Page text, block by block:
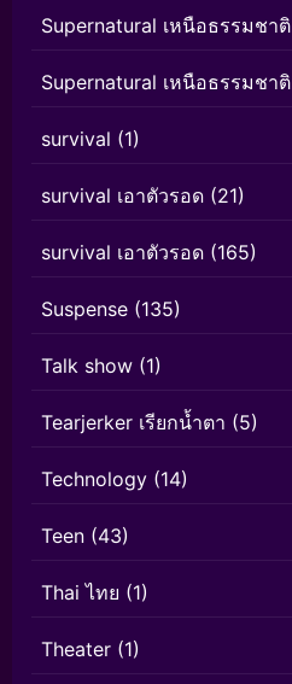
Supernatural เหนือธรรมชาติ
Supernatural เหนือธรรมชาติ
survival (1)
survival เอาตัวรอด (21)
survival เอาตัวรอด (165)
Suspense (135)
Talk show (1)
Tearjerker เรียกน้ำตา (5)
Technology (14)
Teen (43)
Thai ไทย (1)
Theater (1)